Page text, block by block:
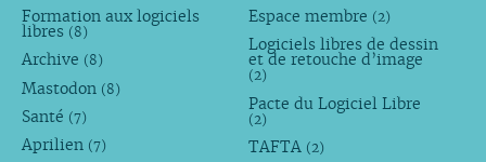
Formation aux logiciels
libres (8)
Archive (8)
Mastodon (8)
Santé (7)
Aprilien (7)
Espace membre (2)
Logiciels libres de dessin
et de retouche d’image
(2)
Pacte du Logiciel Libre
(2)
TAFTA (2)